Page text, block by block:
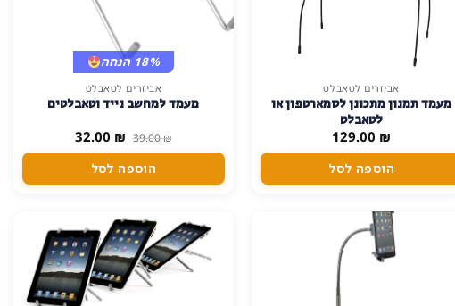
אביזרים לטאבלט
מעמד תמנון מתכונן לסמארטפון או
לטאבלט
129.00 ₪
הוספה לסל
18% הנחה
אביזרים לטאבלט
מעמד למחשב נייד וטאבלטים
39.00₪ המחיר
המקורי
היה:
39.00 ₪.
32.00 ₪ המחיר
הנוכחי
הוספה לסל